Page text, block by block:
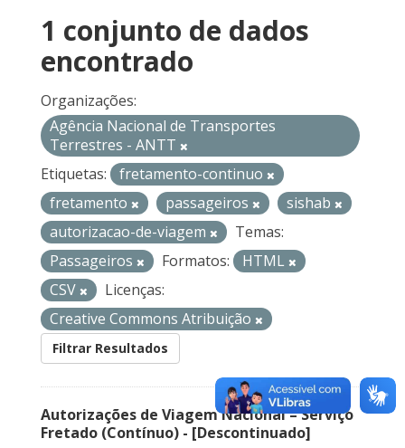
1 conjunto de dados
encontrado
Organizações:
Agência Nacional de Transportes
Terrestres - ANTT
Etiquetas:
fretamento-continuo
fretamento
passageiros
sishab
autorizacao-de-viagem
Temas:
Passageiros
Formatos:
HTML
CSV
Licenças:
Creative Commons Atribuição
Filtrar Resultados
Autorizações de Viagem Nacional – Serviço
Fretado (Contínuo) - [Descontinuado]